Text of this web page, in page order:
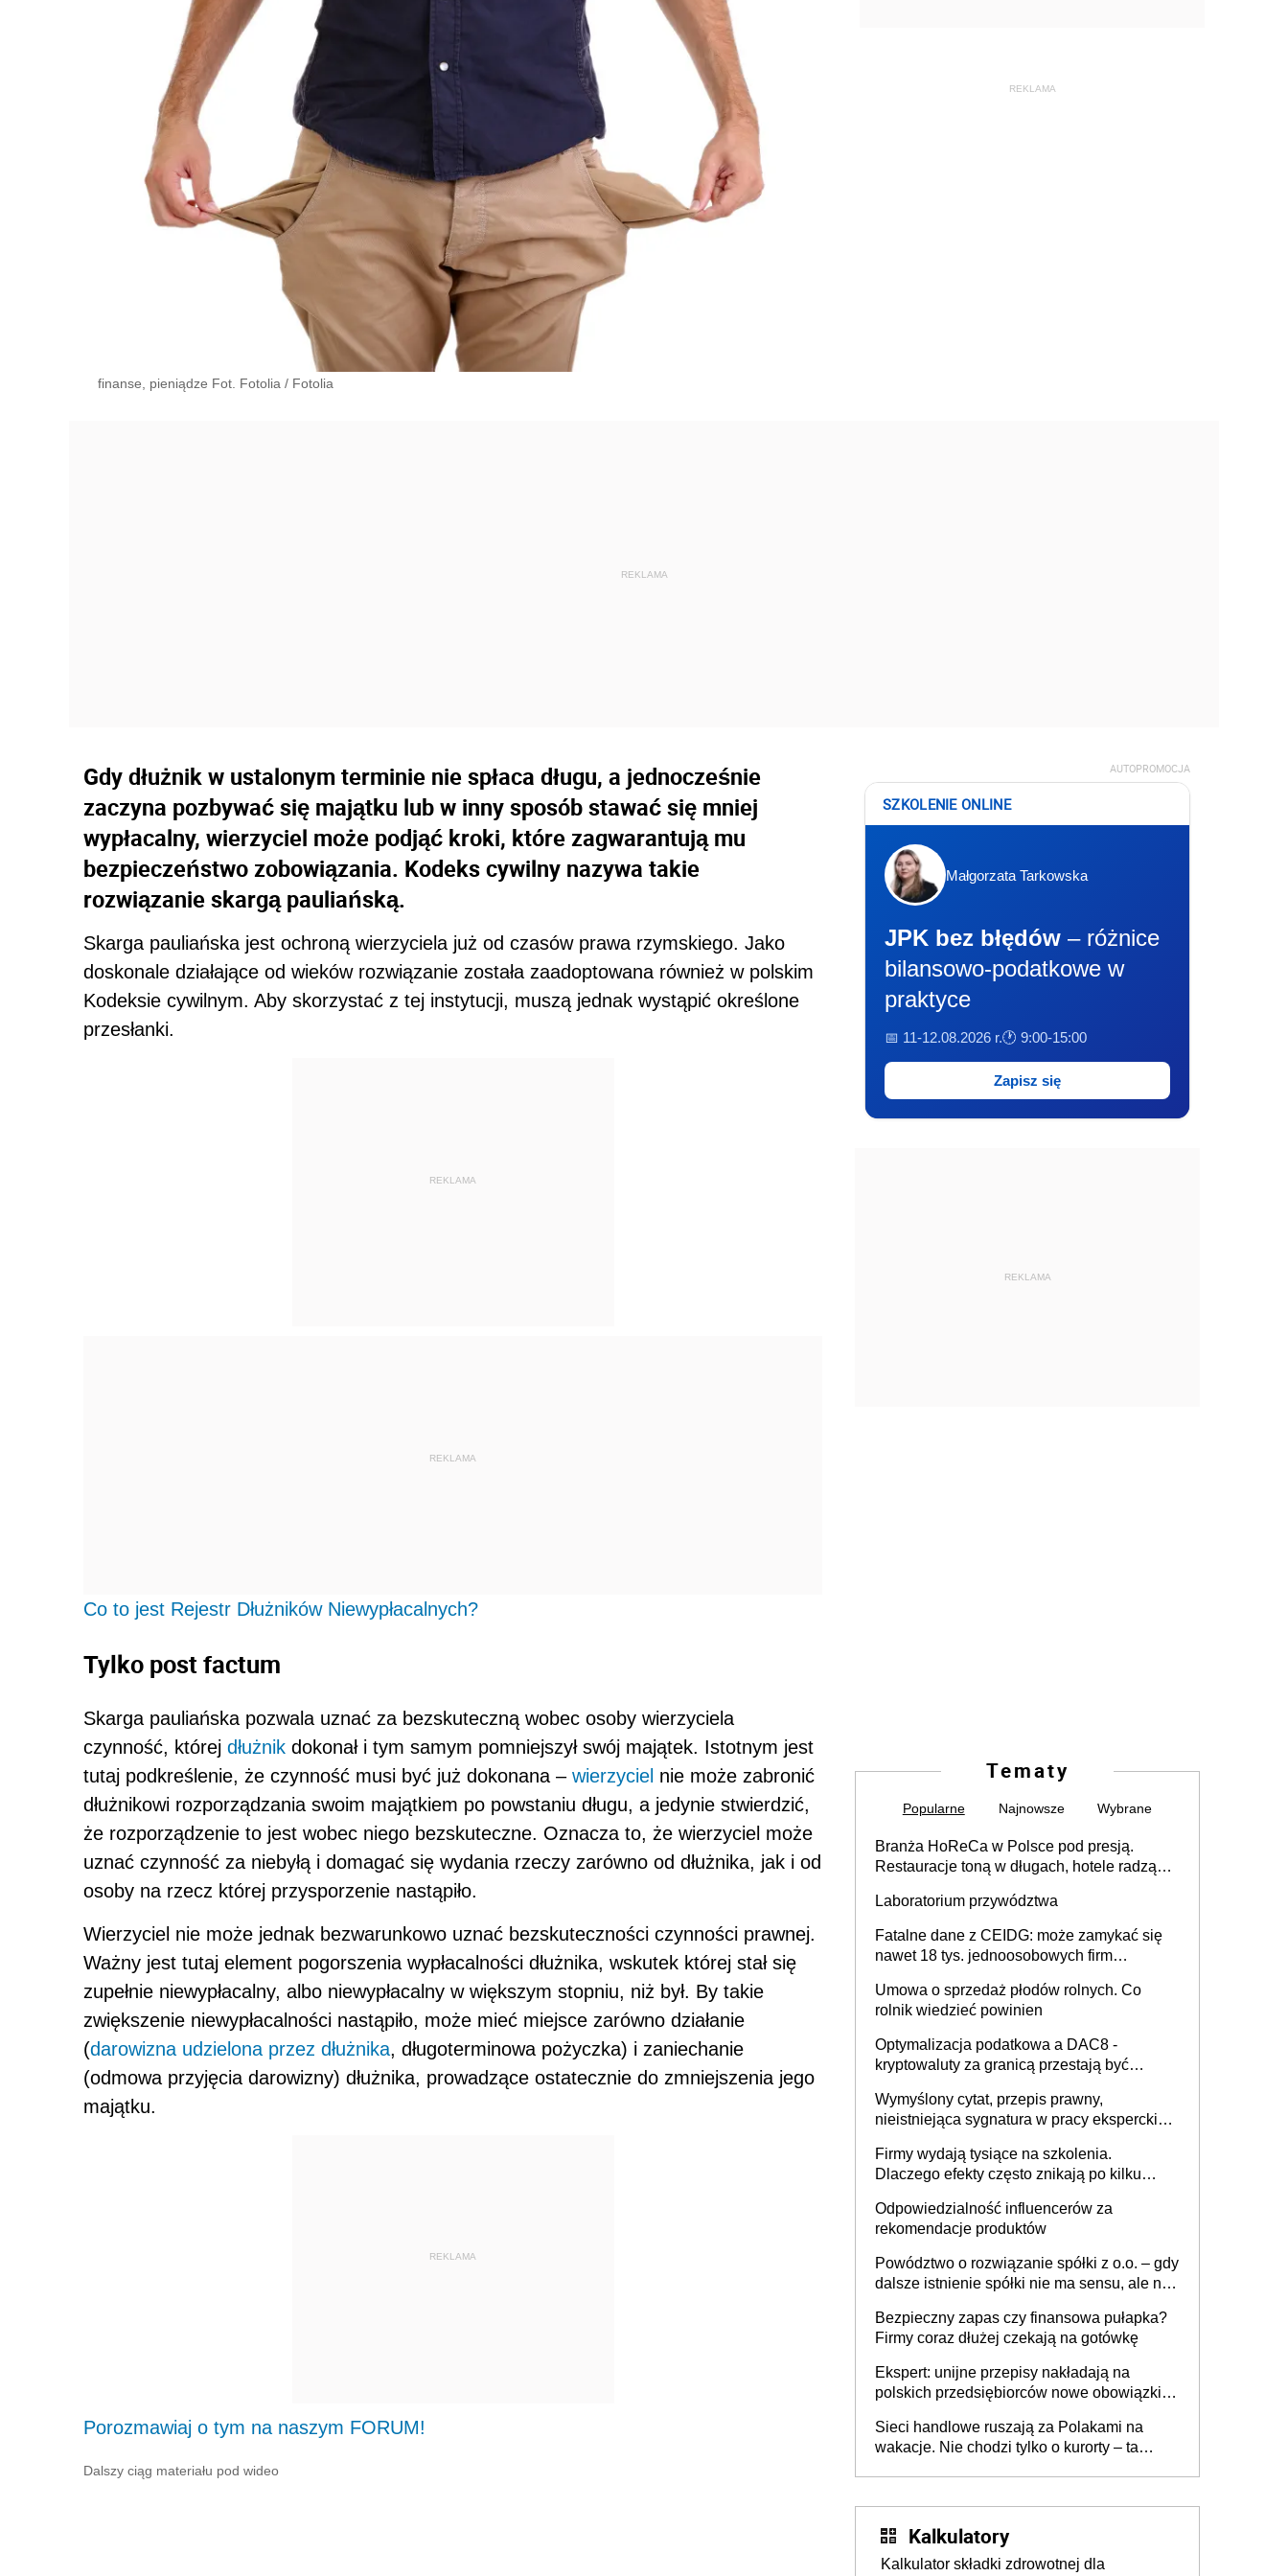
finanse, pieniądze Fot. Fotolia / Fotolia
Gdy dłużnik w ustalonym terminie nie spłaca długu, a jednocześnie
zaczyna pozbywać się majątku lub w inny sposób stawać się mniej
wypłacalny, wierzyciel może podjąć kroki, które zagwarantują mu
bezpieczeństwo zobowiązania. Kodeks cywilny nazywa takie
rozwiązanie skargą pauliańską.
Skarga pauliańska jest ochroną wierzyciela już od czasów prawa rzymskiego. Jako
doskonale działające od wieków rozwiązanie została zaadoptowana również w polskim
Kodeksie cywilnym. Aby skorzystać z tej instytucji, muszą jednak wystąpić określone
przesłanki.
REKLAMA
REKLAMA
Co to jest Rejestr Dłużników Niewypłacalnych?
Tylko post factum
Skarga pauliańska pozwala uznać za bezskuteczną wobec osoby wierzyciela
czynność, której dłużnik dokonał i tym samym pomniejszył swój majątek. Istotnym jest
tutaj podkreślenie, że czynność musi być już dokonana – wierzyciel nie może zabronić
dłużnikowi rozporządzania swoim majątkiem po powstaniu długu, a jedynie stwierdzić,
że rozporządzenie to jest wobec niego bezskuteczne. Oznacza to, że wierzyciel może
uznać czynność za niebyłą i domagać się wydania rzeczy zarówno od dłużnika, jak i od
osoby na rzecz której przysporzenie nastąpiło.
Wierzyciel nie może jednak bezwarunkowo uznać bezskuteczności czynności prawnej.
Ważny jest tutaj element pogorszenia wypłacalności dłużnika, wskutek której stał się
zupełnie niewypłacalny, albo niewypłacalny w większym stopniu, niż był. By takie
zwiększenie niewypłacalności nastąpiło, może mieć miejsce zarówno działanie
(darowizna udzielona przez dłużnika, długoterminowa pożyczka) i zaniechanie
(odmowa przyjęcia darowizny) dłużnika, prowadzące ostatecznie do zmniejszenia jego
majątku.
REKLAMA
Porozmawiaj o tym na naszym FORUM!
Dalszy ciąg materiału pod wideo
AUTOPROMOCJA
SZKOLENIE ONLINE
Małgorzata Tarkowska
JPK bez błędów – różnice
bilansowo-podatkowe w
praktyce
📅 11-12.08.2026 r.🕐 9:00-15:00
Zapisz się
REKLAMA
Tematy
Popularne Najnowsze Wybrane
Branża HoReCa w Polsce pod presją.
Restauracje toną w długach, hotele radzą
Laboratorium przywództwa
Fatalne dane z CEIDG: może zamykać się
nawet 18 tys. jednoosobowych firm
Umowa o sprzedaż płodów rolnych. Co
rolnik wiedzieć powinien
Optymalizacja podatkowa a DAC8 -
kryptowaluty za granicą przestają być
Wymyślony cytat, przepis prawny,
nieistniejąca sygnatura w pracy eksperckiej -
firmie
Firmy wydają tysiące na szkolenia.
Dlaczego efekty często znikają po kilku
Odpowiedzialność influencerów za
rekomendacje produktów
Powództwo o rozwiązanie spółki z o.o. – gdy
dalsze istnienie spółki nie ma sensu, ale nie
Bezpieczny zapas czy finansowa pułapka?
Firmy coraz dłużej czekają na gotówkę
Ekspert: unijne przepisy nakładają na
polskich przedsiębiorców nowe obowiązki w
Sieci handlowe ruszają za Polakami na
wakacje. Nie chodzi tylko o kurorty – ta
Kalkulatory
Kalkulator składki zdrowotnej dla